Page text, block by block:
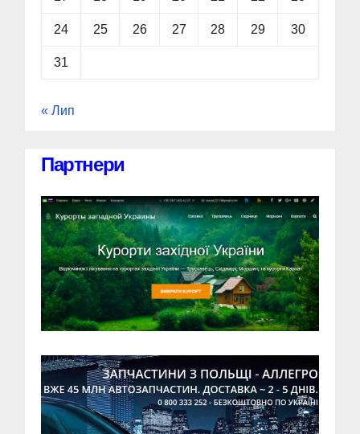
24 25 26 27 28 29 30
31
« Лип
Партнери